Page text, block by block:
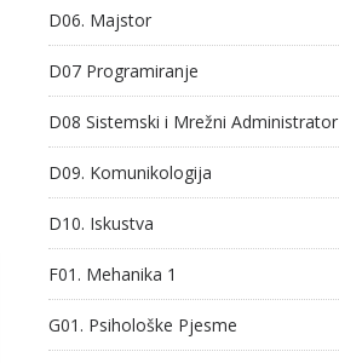
D06. Majstor
D07 Programiranje
D08 Sistemski i Mrežni Administrator
D09. Komunikologija
D10. Iskustva
F01. Mehanika 1
G01. Psihološke Pjesme